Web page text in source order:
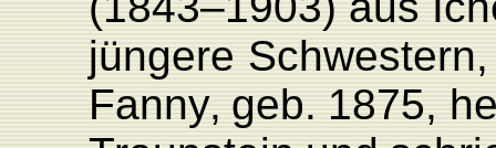
jüngere Schwestern,
Fanny, geb. 1875,